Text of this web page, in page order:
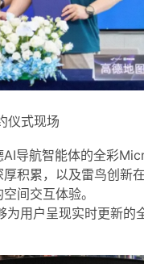
仪式现场
导航智能体的全彩
积累，以及雷鸟创新
间交互体验。
用户呈现实时更新的